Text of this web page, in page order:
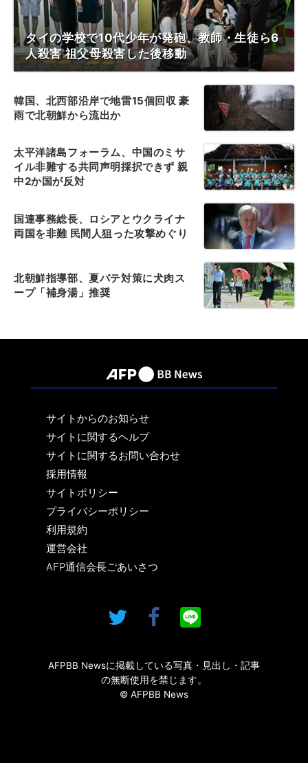
タイの学校で10代少年が発砲、教師・生徒ら6
人殺害 祖父母殺害した後移動
韓国、北西部沿岸で地雷15個回収 豪
雨で北朝鮮から流出か
太平洋諸島フォーラム、中国のミサ
イル非難する共同声明採択できず 親
中2か国が反対
国連事務総長、ロシアとウクライナ
両国を非難 民間人狙った攻撃めぐり
北朝鮮指導部、夏バテ対策に犬肉ス
ープ「補身湯」推奨
サイトからのお知らせ
サイトに関するヘルプ
サイトに関するお問い合わせ
採用情報
サイトポリシー
プライバシーポリシー
利用規約
運営会社
AFP通信会長ごあいさつ
AFPBB Newsに掲載している写真・見出し・記事
の無断使用を禁じます。
© AFPBB News